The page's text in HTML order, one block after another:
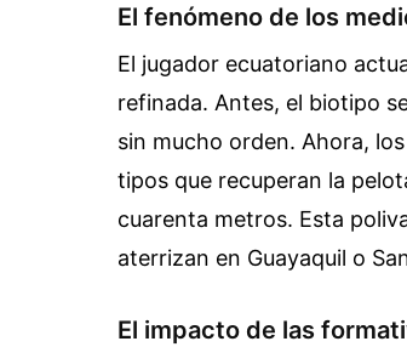
El fenómeno de los
El jugador ecuatoriano
refinada. Antes, el biotipo
sin mucho orden. Ahora,
tipos que recuperan la
cuarenta metros. Esta
aterrizan en Guayaquil o
El impacto de las